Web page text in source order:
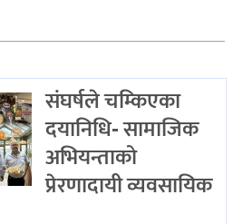
संघर्षले चम्किएका
दयानिधि- सामाजिक
अभियन्ताको
प्रेरणादायी व्यवसायिक